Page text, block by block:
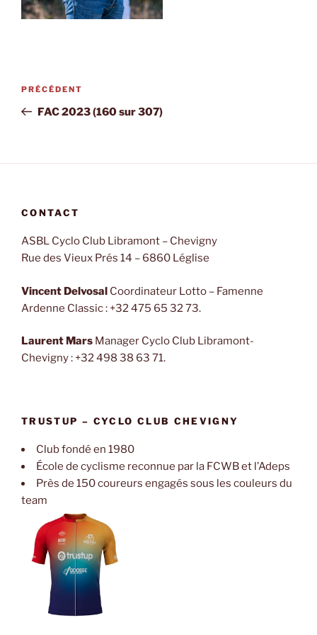
Navigation
l’article
Article
précédent
PRÉCÉDENT
FAC 2023 (160 sur 307)
CONTACT
ASBL Cyclo Club Libramont – Chevigny
Rue des Vieux Prés 14 – 6860 Léglise
Vincent Delvosal Coordinateur Lotto – Famenne
Ardenne Classic : +32 475 65 32 73.
Laurent Mars Manager Cyclo Club Libramont-
Chevigny : +32 498 38 63 71.
TRUSTUP – CYCLO CLUB CHEVIGNY
Club fondé en 1980
École de cyclisme reconnue par la FCWB et l’Adeps
Près de 150 coureurs engagés sous les couleurs du
team